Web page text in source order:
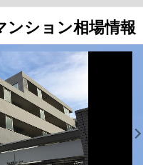
ンション相場情報